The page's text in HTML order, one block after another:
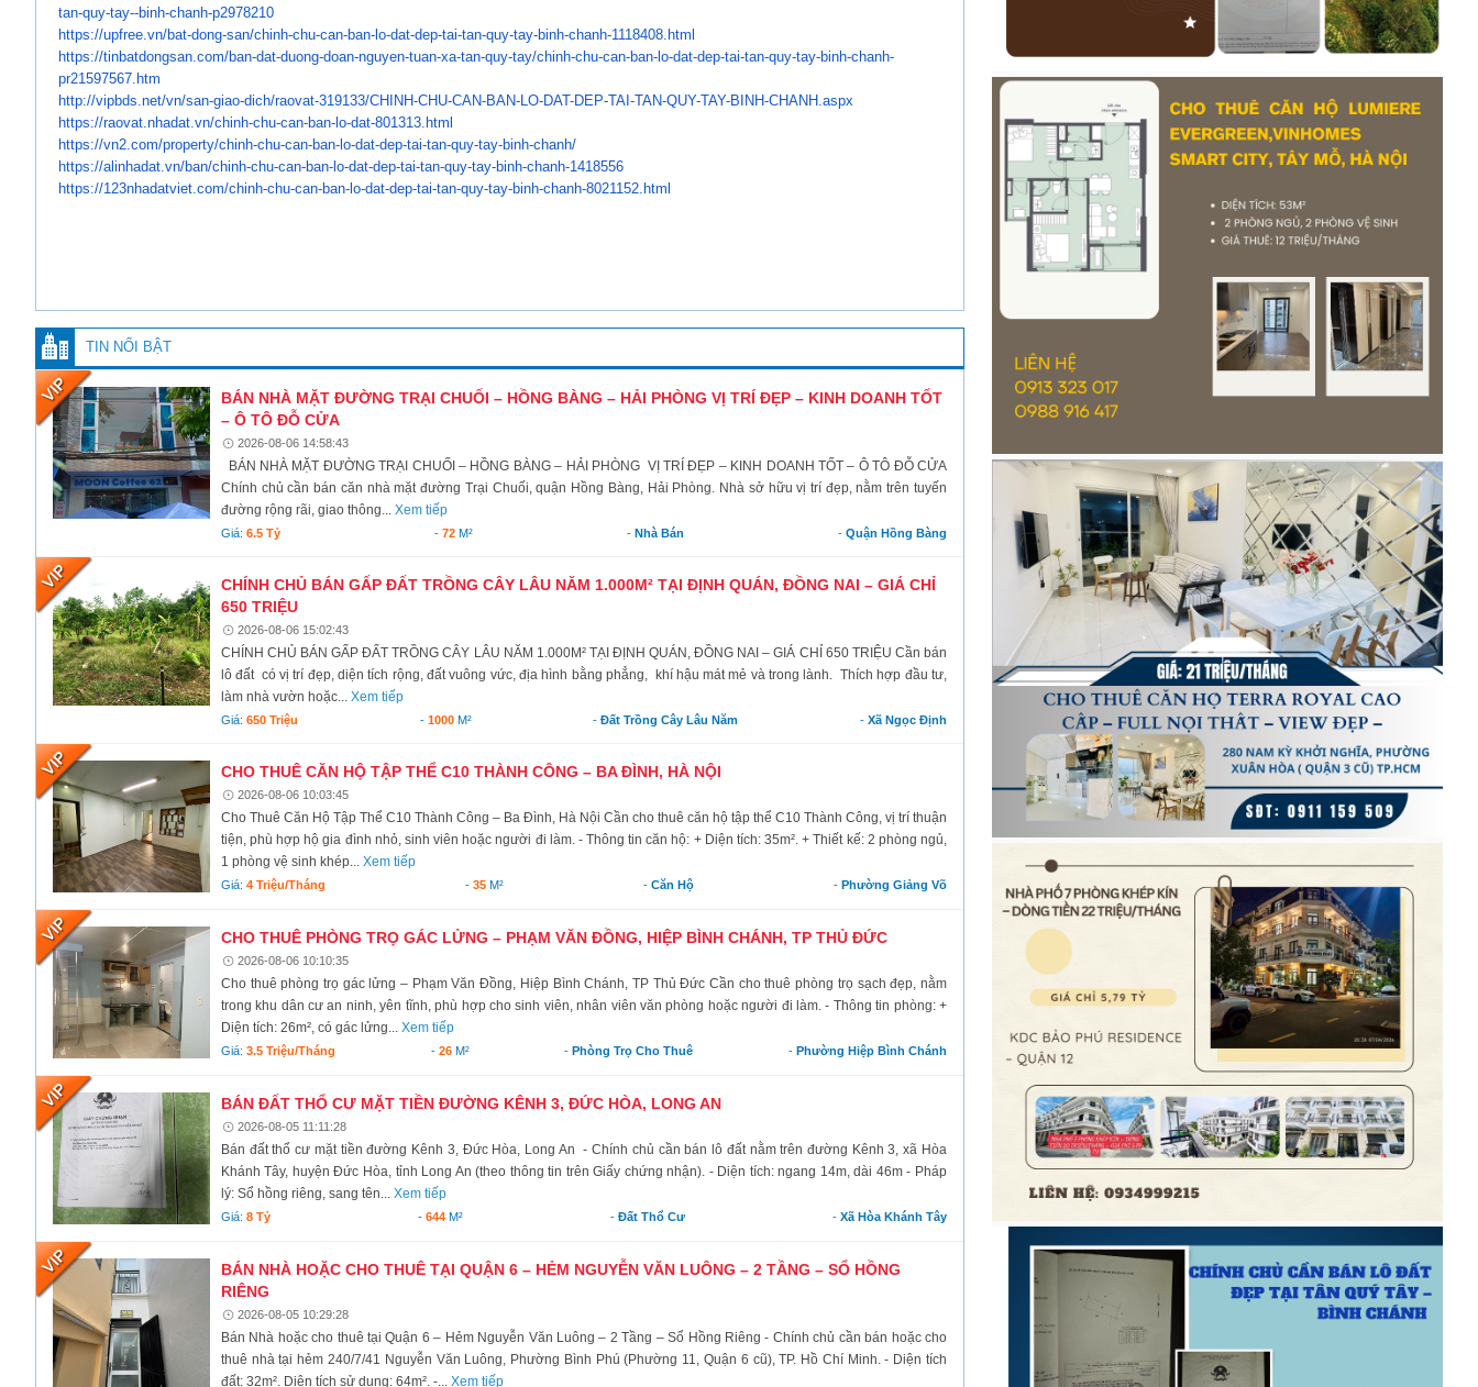
tan-quy-tay--binh-chanh-p2978210
https://upfree.vn/bat-dong-san/chinh-chu-can-ban-lo-dat-dep-tai-tan-quy-tay-binh-chanh-1118408.html
https://tinbatdongsan.com/ban-dat-duong-doan-nguyen-tuan-xa-tan-quy-tay/chinh-chu-can-ban- lo-dat-dep-tai-tan-quy-tay-binh-chanh-
pr21597567.htm
http://vipbds.net/vn/san-giao-dich/raovat-319133/CHINH-CHU-CAN-BAN-LO-DAT-DEP-TAI-TAN-QUY-TAY-BINH-CHANH.aspx
https://raovat.nhadat.vn/chinh-chu-can-ban-lo-dat-801313.html
https://vn2.com/property/chinh-chu-can-ban-lo-dat-dep-tai-tan-quy-tay-binh-chanh/
https://alinhadat.vn/ban/chinh-chu-can-ban-lo-dat-dep-tai-tan-quy-tay-binh-chanh-1418556
https://123nhadatviet.com/chinh-chu-can-ban-lo-dat-dep-tai-tan-quy-tay-binh-chanh-8021152.html
TIN NỔI BẬT
BÁN NHÀ MẶT ĐƯỜNG TRẠI CHUỐI – HỒNG BÀNG – HẢI PHÒNG VỊ TRÍ ĐẸP – KINH DOANH TỐT
– Ô TÔ ĐỖ CỬA
2026-08-06 14:58:43
BÁN NHÀ MẶT ĐƯỜNG TRẠI CHUỐI – HỒNG BÀNG – HẢI PHÒNG VỊ TRÍ ĐẸP – KINH DOANH TỐT – Ô TÔ ĐỖ CỬA
Chính chủ cần bán căn nhà mặt đường Trại Chuối, quận Hồng Bàng, Hải Phòng. Nhà sở hữu vị trí đẹp, nằm trên tuyến
đường rộng rãi, giao thông... Xem tiếp
Giá: 6.5 Tỷ - 72M² - Nhà Bán - Quận Hồng Bàng
CHÍNH CHỦ BÁN GẤP ĐẤT TRỒNG CÂY LÂU NĂM 1.000M² TẠI ĐỊNH QUÁN, ĐỒNG NAI – GIÁ CHỈ
650 TRIỆU
2026-08-06 15:02:43
CHÍNH CHỦ BÁN GẤP ĐẤT TRỒNG CÂY LÂU NĂM 1.000M² TẠI ĐỊNH QUÁN, ĐỒNG NAI – GIÁ CHỈ 650 TRIỆU Cần bán
lô đất có vị trí đẹp, diện tích rộng, đất vuông vức, địa hình bằng phẳng, khí hậu mát mẻ và trong lành. Thích hợp đầu tư,
làm nhà vườn hoặc... Xem tiếp
Giá: 650 Triệu - 1000M² -Đất Trồng Cây Lâu Năm - Xã Ngọc Định
CHO THUÊ CĂN HỘ TẬP THỂ C10 THÀNH CÔNG – BA ĐÌNH, HÀ NỘI
2026-08-06 10:03:45
Cho Thuê Căn Hộ Tập Thể C10 Thành Công – Ba Đình, Hà Nội Cần cho thuê căn hộ tập thể C10 Thành Công, vị trí thuận
tiện, phù hợp hộ gia đình nhỏ, sinh viên hoặc người đi làm. - Thông tin căn hộ: + Diện tích: 35m². + Thiết kế: 2 phòng ngủ,
1 phòng vệ sinh khép... Xem tiếp
Giá: 4 Triệu/tháng - 35M² - Căn Hộ - Phường Giảng Võ
CHO THUÊ PHÒNG TRỌ GÁC LỬNG – PHẠM VĂN ĐỒNG, HIỆP BÌNH CHÁNH, TP THỦ ĐỨC
2026-08-06 10:10:35
Cho thuê phòng trọ gác lửng – Phạm Văn Đồng, Hiệp Bình Chánh, TP Thủ Đức Cần cho thuê phòng trọ sạch đẹp, nằm
trong khu dân cư an ninh, yên tĩnh, phù hợp cho sinh viên, nhân viên văn phòng hoặc người đi làm. - Thông tin phòng: +
Diện tích: 26m², có gác lửng... Xem tiếp
Giá: 3.5 Triệu/tháng - 26M² -Phòng Trọ Cho Thuê - Phường Hiệp Bình Chánh
BÁN ĐẤT THỔ CƯ MẶT TIỀN ĐƯỜNG KÊNH 3, ĐỨC HÒA, LONG AN
2026-08-05 11:11:28
Bán đất thổ cư mặt tiền đường Kênh 3, Đức Hòa, Long An - Chính chủ cần bán lô đất nằm trên đường Kênh 3, xã Hòa
Khánh Tây, huyện Đức Hòa, tỉnh Long An (theo thông tin trên Giấy chứng nhận). - Diện tích: ngang 14m, dài 46m - Pháp
lý: Sổ hồng riêng, sang tên... Xem tiếp
Giá: 8 Tỷ - 644M² - Đất Thổ Cư - Xã Hòa Khánh Tây
BÁN NHÀ HOẶC CHO THUÊ TẠI QUẬN 6 – HẺM NGUYỄN VĂN LUÔNG – 2 TẦNG – SỔ HỒNG
RIÊNG
2026-08-05 10:29:28
Bán Nhà hoặc cho thuê tại Quận 6 – Hẻm Nguyễn Văn Luông – 2 Tầng – Sổ Hồng Riêng - Chính chủ cần bán hoặc cho
thuê nhà tại hẻm 240/7/41 Nguyễn Văn Luông, Phường Bình Phú (Phường 11, Quận 6 cũ), TP. Hồ Chí Minh. - Diện tích
đất: 32m². Diện tích sử dụng: 64m². -... Xem tiếp